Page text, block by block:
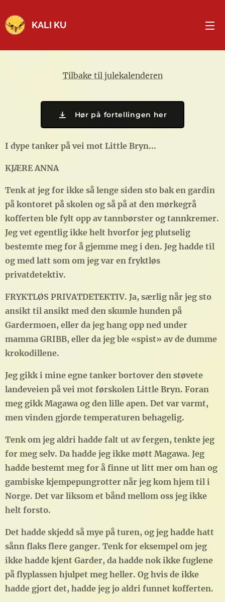
KALI KU
Tilbake til julekalenderen
Hør på fortellingen her
I dype tanker på vei mot Little Bryn...
KJÆRE ANNA
Tenk at jeg for ikke så lenge siden sto bak en gardin
på kontoret på skolen og så på at den mørkegrå
kofferten ble fylt opp av tannbørster og tannkremer.
Jeg vet egentlig ikke helt hvorfor jeg plutselig
bestemte meg for å gjemme meg i den. Jeg hadde til
og med latt som om jeg var en fryktløs
privatdetektiv.
FRYKTLØS PRIVATDETEKTIV. Ja, særlig når jeg sto
ansikt til ansikt med den skumle hunden på
Gardermoen, eller da jeg hang opp ned under
mamma GRIBB, eller da jeg ble «spist» av de dumme
krokodillene.
Jeg gikk i mine egne tanker bortover den støvete
landeveien på vei mot førskolen Little Bryn. Foran
meg gikk Magawa og den lille apen. Det var varmt,
men vinden gjorde temperaturen behagelig.
Tenk om jeg aldri hadde falt ut av fergen, tenkte jeg
for meg selv. Da hadde jeg ikke møtt Magawa. Jeg
hadde bestemt meg for å finne ut litt mer om han og
gambiske kjempepungrotter når jeg kom hjem til i
Norge. Det var liksom et bånd mellom oss jeg ikke
helt forsto.
Det hadde skjedd så mye på turen, og jeg hadde hatt
sånn flaks flere ganger. Tenk for eksempel om jeg
ikke hadde kjent Garder, da hadde nok ikke fuglene
på flyplassen hjulpet meg heller. Og hvis de ikke
hadde gjort det, hadde jeg jo aldri funnet kofferten.